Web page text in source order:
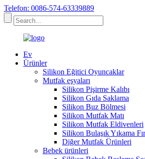
Telefon: 0086-574-63339889
Ev
Ürünler
Silikon Eğitici Oyuncaklar
Mutfak eşyaları
Silikon Pişirme Kalıbı
Silikon Gıda Saklama
Silikon Buz Bölmesi
Silikon Mutfak Matı
Silikon Mutfak Eldivenleri
Silikon Bulaşık Yıkama
Diğer Mutfak Ürünleri
Bebek ürünleri